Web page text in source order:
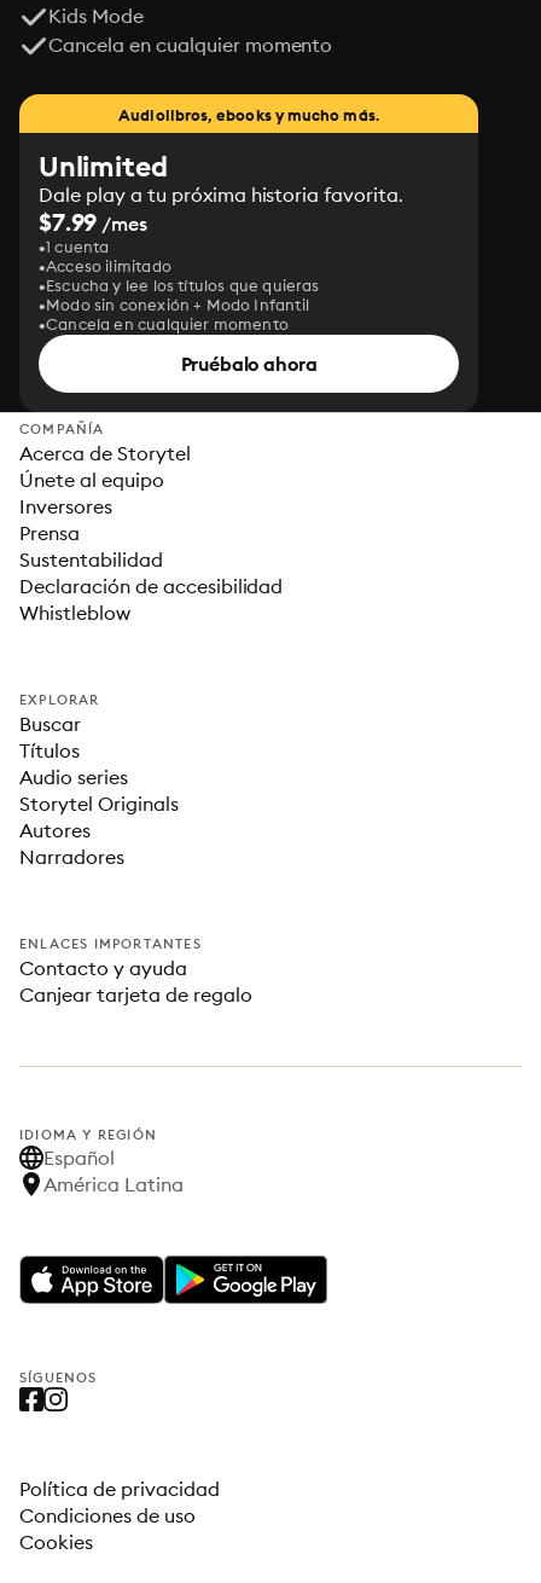
Kids Mode
Cancela en cualquier momento
Audiolibros, ebooks y mucho más.
Unlimited
Dale play a tu próxima historia favorita.
$7.99 /mes
1 cuenta
Acceso ilimitado
Escucha y lee los títulos que quieras
Modo sin conexión + Modo Infantil
Cancela en cualquier momento
Pruébalo ahora
COMPAÑÍA
Acerca de Storytel
Únete al equipo
Inversores
Prensa
Sustentabilidad
Declaración de accesibilidad
Whistleblow
EXPLORAR
Buscar
Títulos
Audio series
Storytel Originals
Autores
Narradores
ENLACES IMPORTANTES
Contacto y ayuda
Canjear tarjeta de regalo
IDIOMA Y REGIÓN
Español
América Latina
SÍGUENOS
Política de privacidad
Condiciones de uso
Cookies